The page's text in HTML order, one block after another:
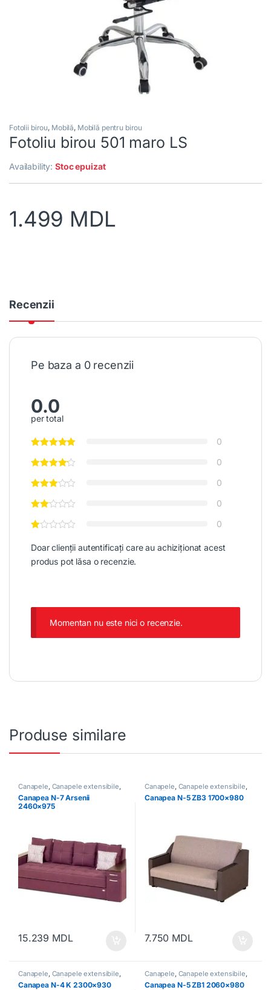
Fotolii birou, Mobilă, Mobilă pentru birou
Fotoliu birou 501 maro LS
Availability:Stoc epuizat
1.499 MDL
Recenzii
Pe baza a 0 recenzii
0.0
per total
0
0
0
0
0
Doar clienții autentificați care au achiziționat acest
produs pot lăsa o recenzie.
Momentan nu este nici o recenzie.
Produse similare
Canapele, Canapele extensibile,
Mobilă Mobilă moale
Canapea N-7 Arsenii
2460×975
15.239 MDL
Canapele, Canapele extensibile,
Mobilă Mobilă moale
Canapea N-5 ZB3 1700×980
7.750 MDL
Canapele, Canapele extensibile,
Mobilă Mobilă moale
Canapea N-4 K 2300×930
Canapele, Canapele extensibile,
Mobilă Mobilă moale
Canapea N-5 ZB1 2060×980